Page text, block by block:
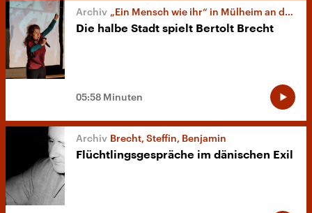
„Ein Mensch wie ihr“ in Mülheim an der Ruhr
Die halbe Stadt spielt Bertolt Brecht
05:58 Minuten
Brecht, Steffin, Benjamin
Flüchtlingsgespräche im dänischen Exil